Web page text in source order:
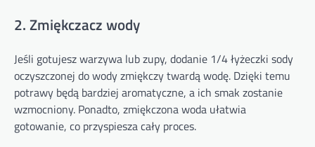
2. Zmiękczacz wody
Jeśli gotujesz warzywa lub zupy, dodanie 1/4 łyżeczki sody
oczyszczonej do wody zmiękczy twardą wodę. Dzięki temu
potrawy będą bardziej aromatyczne, a ich smak zostanie
wzmocniony. Ponadto, zmiękczona woda ułatwia
gotowanie, co przyspiesza cały proces.